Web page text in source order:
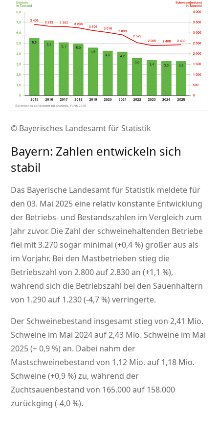
© Bayerisches Landesamt für Statistik
Bayern: Zahlen entwickeln sich
stabil
Das Bayerische Landesamt für Statistik meldete für
den 03. Mai 2025 eine relativ konstante Entwicklung
der Betriebs- und Bestandszahlen im Vergleich zum
Jahr zuvor. Die Zahl der schweinehaltenden Betriebe
fiel mit 3.270 sogar minimal (+0,4 %) größer aus als
im Vorjahr. Bei den Mastbetrieben stieg die
Betriebszahl von 2.800 auf 2.830 an (+1,1 %),
während sich die Betriebszahl bei den Sauenhaltern
von 1.290 auf 1.230 (-4,7 %) verringerte.
Der Schweinebestand insgesamt stieg von 2,41 Mio.
Schweine im Mai 2024 auf 2,43 Mio. Schweine im Mai
2025 (+ 0,9 %) an. Dabei nahm der
Mastschweinebestand von 1,12 Mio. auf 1,18 Mio.
Schweine (+0,9 %) zu, während der
Zuchtsauenbestand von 165.000 auf 158.000
zurückging (-4,0 %).